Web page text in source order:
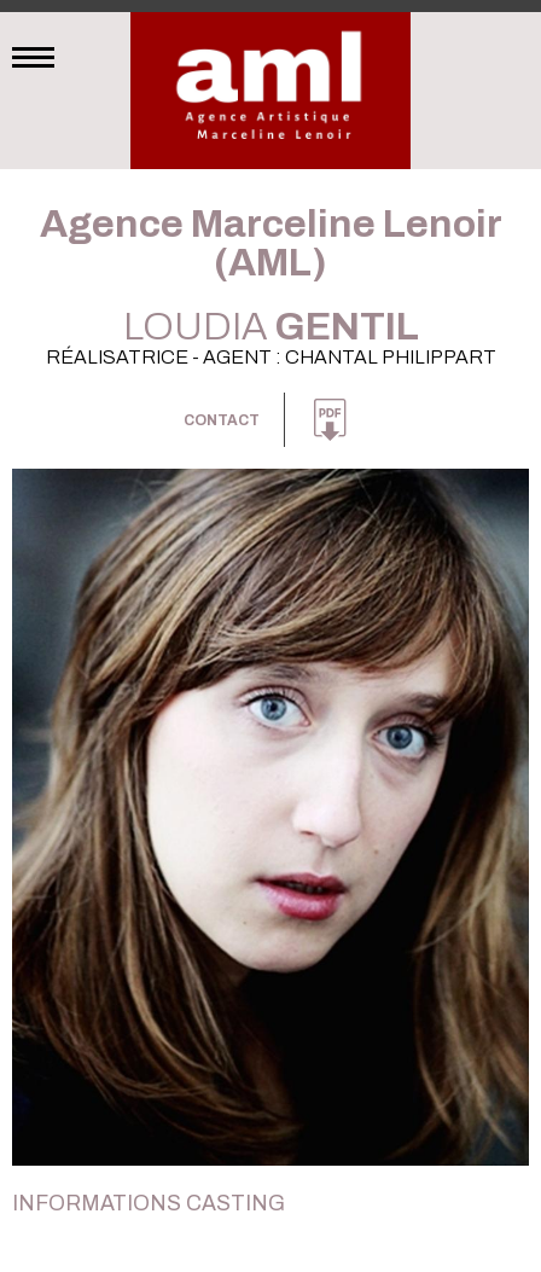
Agence Marceline Lenoir
(AML)
LOUDIAGENTIL
RÉALISATRICE - AGENT : CHANTAL PHILIPPART
CONTACT
INFORMATIONS CASTING